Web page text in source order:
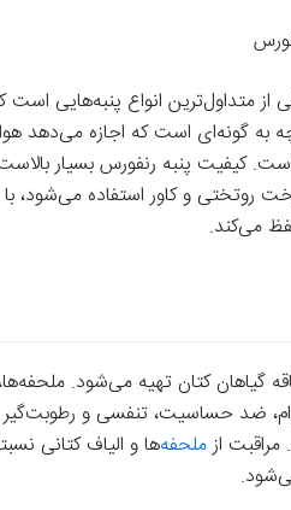
از متداول‌ترین انواع پنبه‌هایی
به گونه‌ای است که اجازه می‌دهد
است. کیفیت پنبه رنفورس بسیار
روتختی و کاور استفاده
می‌کند.
گیاهان کتان تهیه می‌شود.
ضد حساسیت، تنفسی و رطوبت‌گیر
ازملحفه‌ها و الیاف کتانی